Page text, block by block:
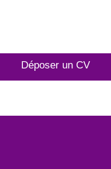
Déposer un CV